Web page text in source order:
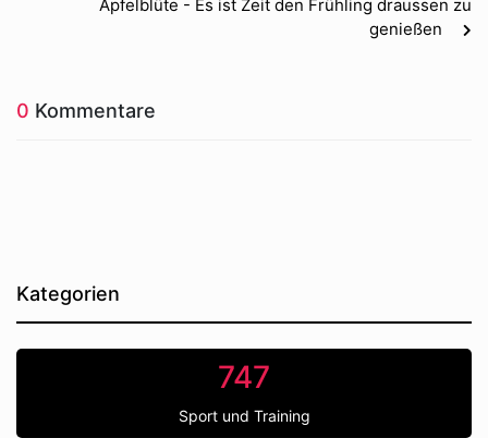
Apfelblüte - Es ist Zeit den Frühling draussen zu
genießen
0 Kommentare
Kategorien
747
Sport und Training